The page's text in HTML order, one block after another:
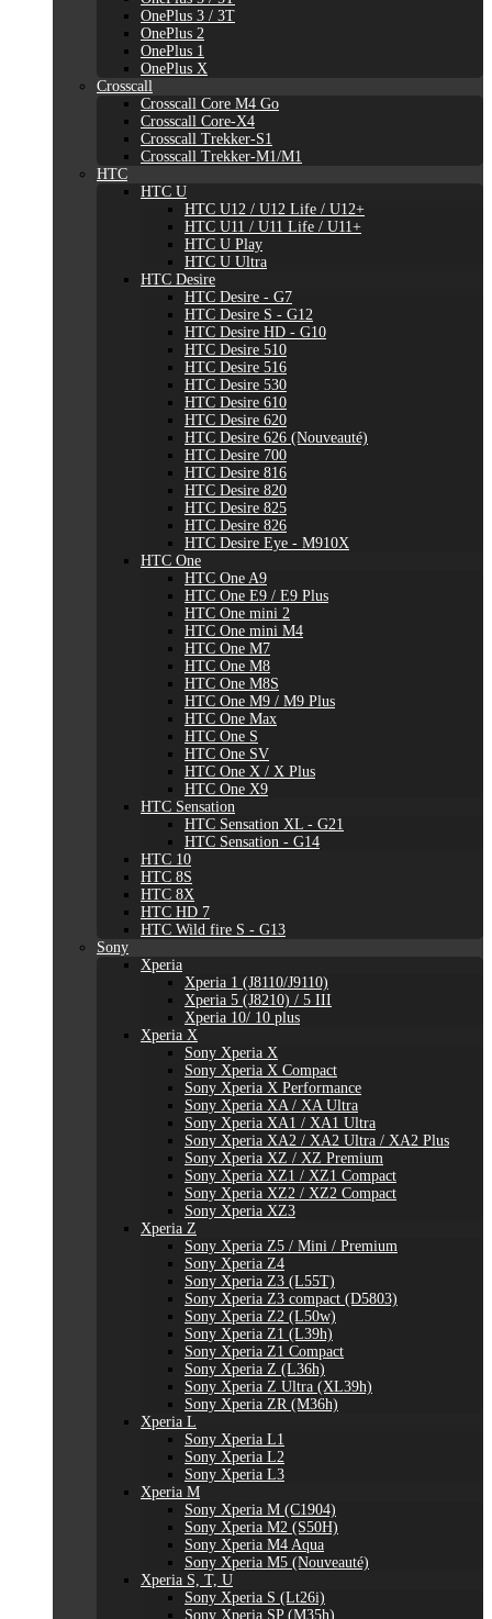
OnePlus 3 / 3T
OnePlus 2
OnePlus 1
OnePlus X
Crosscall
Crosscall Core M4 Go
Crosscall Core-X4
Crosscall Trekker-S1
Crosscall Trekker-M1/M1
HTC
HTC U
HTC U12 / U12 Life / U12+
HTC U11 / U11 Life / U11+
HTC U Play
HTC U Ultra
HTC Desire
HTC Desire - G7
HTC Desire S - G12
HTC Desire HD - G10
HTC Desire 510
HTC Desire 516
HTC Desire 530
HTC Desire 610
HTC Desire 620
HTC Desire 626 (Nouveauté)
HTC Desire 700
HTC Desire 816
HTC Desire 820
HTC Desire 825
HTC Desire 826
HTC Desire Eye - M910X
HTC One
HTC One A9
HTC One E9 / E9 Plus
HTC One mini 2
HTC One mini M4
HTC One M7
HTC One M8
HTC One M8S
HTC One M9 / M9 Plus
HTC One Max
HTC One S
HTC One SV
HTC One X / X Plus
HTC One X9
HTC Sensation
HTC Sensation XL - G21
HTC Sensation - G14
HTC 10
HTC 8S
HTC 8X
HTC HD 7
HTC Wild fire S - G13
Sony
Xperia
Xperia 1 (J8110/J9110)
Xperia 5 (J8210) / 5 III
Xperia 10/ 10 plus
Xperia X
Sony Xperia X
Sony Xperia X Compact
Sony Xperia X Performance
Sony Xperia XA / XA Ultra
Sony Xperia XA1 / XA1 Ultra
Sony Xperia XA2 / XA2 Ultra / XA2 Plus
Sony Xperia XZ / XZ Premium
Sony Xperia XZ1 / XZ1 Compact
Sony Xperia XZ2 / XZ2 Compact
Sony Xperia XZ3
Xperia Z
Sony Xperia Z5 / Mini / Premium
Sony Xperia Z4
Sony Xperia Z3 (L55T)
Sony Xperia Z3 compact (D5803)
Sony Xperia Z2 (L50w)
Sony Xperia Z1 (L39h)
Sony Xperia Z1 Compact
Sony Xperia Z (L36h)
Sony Xperia Z Ultra (XL39h)
Sony Xperia ZR (M36h)
Xperia L
Sony Xperia L1
Sony Xperia L2
Sony Xperia L3
Xperia M
Sony Xperia M (C1904)
Sony Xperia M2 (S50H)
Sony Xperia M4 Aqua
Sony Xperia M5 (Nouveauté)
Xperia S, T, U
Sony Xperia S (Lt26i)
Sony Xperia SP (M35h)